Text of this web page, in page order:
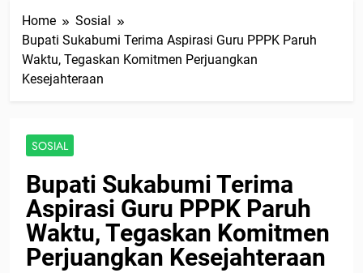
Home
Sosial
Bupati Sukabumi Terima Aspirasi Guru PPPK Paruh
Waktu, Tegaskan Komitmen Perjuangkan
Kesejahteraan
SOSIAL
Bupati Sukabumi Terima
Aspirasi Guru PPPK Paruh
Waktu, Tegaskan Komitmen
Perjuangkan Kesejahteraan